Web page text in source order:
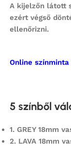
A kijelzőn látott
ezért végső
ellenőrizni.
Online színminta
5 színből
1. GREY 18mm
2. LAVA 18mm